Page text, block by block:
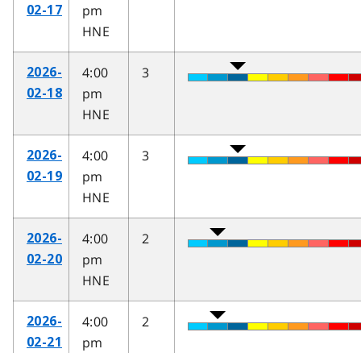
02-17
pm
HNE
2026-
02-18
4:00
pm
HNE
3
2026-
02-19
4:00
pm
HNE
3
2026-
02-20
4:00
pm
HNE
2
2026-
02-21
4:00
pm
2